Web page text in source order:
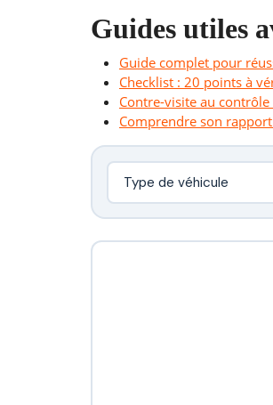
Guides utiles
Guide complet pour
Checklist : 20 points à
Contre-visite au
Comprendre son